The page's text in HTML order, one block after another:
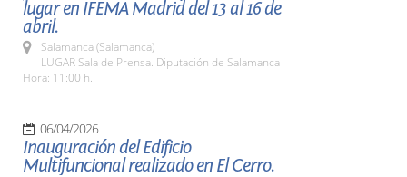
lugar en IFEMA Madrid del 13 al 16 de
abril.
Salamanca (Salamanca)
LUGAR Sala de Prensa. Diputación de Salamanca
Hora: 11:00 h.
06/04/2026
Inauguración del Edificio
Multifuncional realizado en El Cerro.